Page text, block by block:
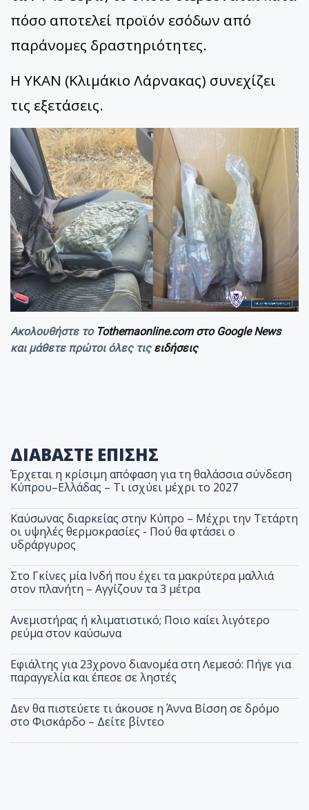
πόσο αποτελεί προϊόν εσόδων από
παράνομες δραστηριότητες.
Η ΥΚΑΝ (Κλιμάκιο Λάρνακας) συνεχίζει
τις εξετάσεις.
Ακολουθήστε το Tothemaonline.com στο Google News
και μάθετε πρώτοι όλες τις ειδήσεις
ΔΙΑΒΑΣΤΕ ΕΠΙΣΗΣ
Έρχεται η κρίσιμη απόφαση για τη θαλάσσια σύνδεση
Κύπρου–Ελλάδας – Τι ισχύει μέχρι το 2027
Καύσωνας διαρκείας στην Κύπρο – Μέχρι την Τετάρτη
οι υψηλές θερμοκρασίες - Πού θα φτάσει ο
υδράργυρος
Στο Γκίνες μία Ινδή που έχει τα μακρύτερα μαλλιά
στον πλανήτη – Αγγίζουν τα 3 μέτρα
Ανεμιστήρας ή κλιματιστικό; Ποιο καίει λιγότερο
ρεύμα στον καύσωνα
Εφιάλτης για 23χρονο διανομέα στη Λεμεσό: Πήγε για
παραγγελία και έπεσε σε ληστές
Δεν θα πιστεύετε τι άκουσε η Άννα Βίσση σε δρόμο
στο Φισκάρδο – Δείτε βίντεο